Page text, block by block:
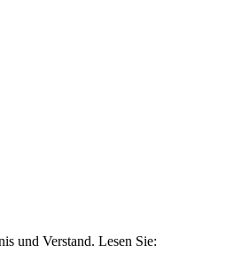
und Verstand. Lesen Sie: